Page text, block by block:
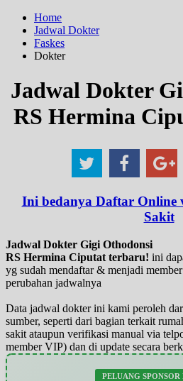
Home
Jadwal Dokter
Faskes
Dokter
Jadwal Dokter
RS Hermina
Ini bedanya Daftar Online
Sakit
Jadwal Dokter Gigi Othodonsi
RS Hermina Ciputat terbaru! ini
yg sudah mendaftar & menjadi
perubahan jadwalnya
Data jadwal dokter ini kami peroleh
sumber, seperti dari bagian terkait
sakit ataupun verifikasi manual via
member VIP) dan di update secara
PELUANG SPONSOR